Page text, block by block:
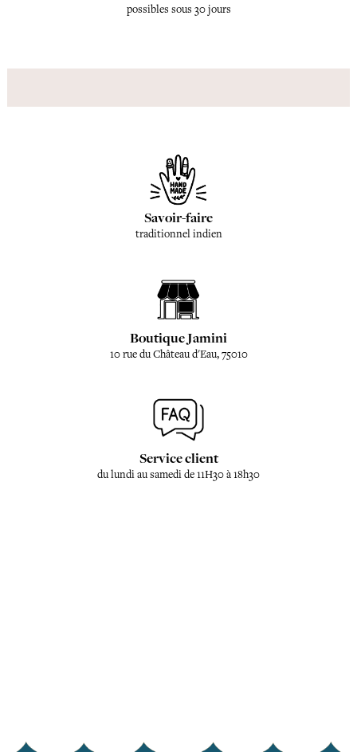
possibles sous 30 jours
Savoir-faire
traditionnel indien
Boutique Jamini
10 rue du Château d'Eau, 75010
Service client
du lundi au samedi de 11H30 à 18h30